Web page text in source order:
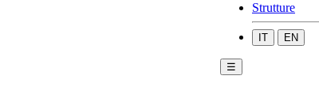
Strutture
IT EN
☰